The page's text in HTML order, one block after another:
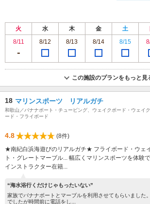
火 水 木 金 土
8/11
8/12 8/13 8/14 8/15
この施設のプランをもっと見
18 マリンスポーツ リアルガチ
和歌山／バナナボート・チュービング、ウェイクボード・ウェイ
ード・フライボード
4.8
(8件)
★南紀白浜海遊びのリアルガチ★ フライボード・ウェ
ト・グレートマーブル... 幅広くマリンスポーツを体験
インストラクター在籍...
“海水浴行くだけじゃもったいない”
家族でバナナボートとマーブルを利用させてもらいました
でしたが時間前に電話をし...